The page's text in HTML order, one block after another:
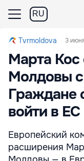
RU
Tvrmoldova 3
Марта Кос
Молдовы
Граждане
войти в ЕС
Европейский
расширения